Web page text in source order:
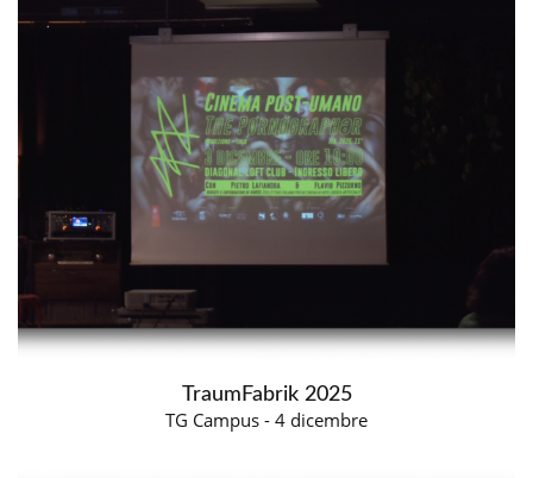
TraumFabrik 2025
TG Campus - 4 dicembre